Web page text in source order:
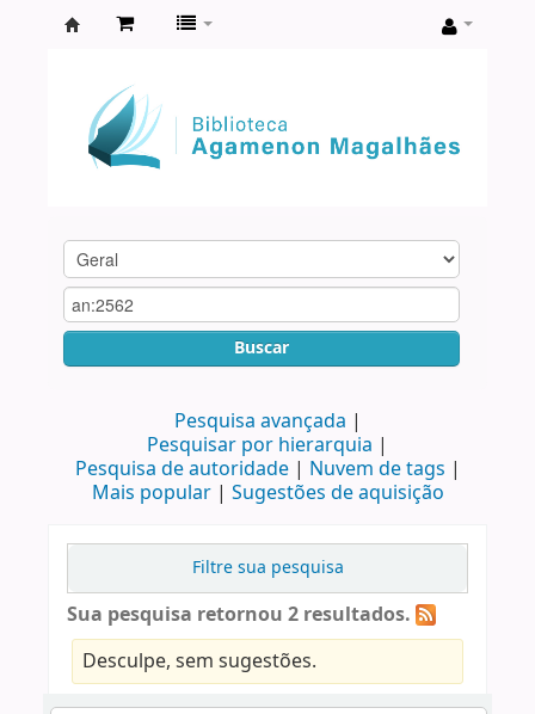
Agamenon
Magalhães
Buscar
Pesquisa avançada
Pesquisar por hierarquia
Pesquisa de autoridade
Nuvem de tags
Mais popular
Sugestões de aquisição
Filtre sua pesquisa
Sua pesquisa retornou 2 resultados.
Desculpe, sem sugestões.